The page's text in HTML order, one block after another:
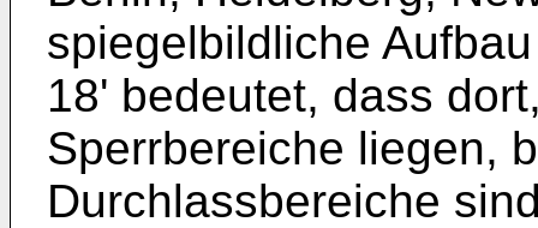
spiegelbildliche
18' bedeutet, dass
Sperrbereiche liegen,
Durchlassbereiche